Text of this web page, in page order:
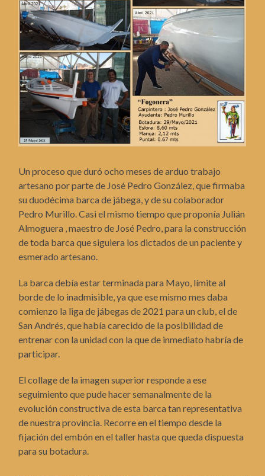
Un proceso que duró ocho meses de arduo trabajo
artesano por parte de José Pedro González, que firmaba
su duodécima barca de jábega, y de su colaborador
Pedro Murillo. Casi el mismo tiempo que proponía Julián
Almoguera , maestro de José Pedro, para la construcción
de toda barca que siguiera los dictados de un paciente y
esmerado artesano.
La barca debía estar terminada para Mayo, límite al
borde de lo inadmisible, ya que ese mismo mes daba
comienzo la liga de jábegas de 2021 para un club, el de
San Andrés, que había carecido de la posibilidad de
entrenar con la unidad con la que de inmediato habría de
participar.
El collage de la imagen superior responde a ese
seguimiento que pude hacer semanalmente de la
evolución constructiva de esta barca tan representativa
de nuestra provincia. Recorre en el tiempo desde la
fijación del embón en el taller hasta que queda dispuesta
para su botadura.